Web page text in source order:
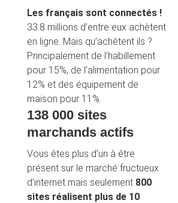
Les français sont connectés !
33.8 millions d’entre eux achètent
en ligne. Mais qu’achètent ils ?
Principalement de l’habillement
pour 15%, de l’alimentation pour
12% et des équipement de
maison pour 11%.
138 000 sites
marchands actifs
Vous êtes plus d’un à être
présent sur le marché fructueux
d’internet mais seulement 800
sites réalisent plus de 10